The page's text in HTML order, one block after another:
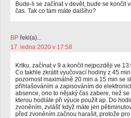
Bude-li se začínat v devět, bude se končit
čas. Tak co tam máte dalšího?
BP řekl(a)...
17. ledna 2020 v 17:58
Krtku, začínat v 9 a končit nejpozději ve
Co takhle zkrátit vyučovací hodiny z 45
pozornost maximálně 20 min a 15 min se
přihlašováním a zapisováním do
absence, ono to nějaký čas zabere, než
kterou hodláte při výuce použít ap. Do
zvoněním, zvlášť když máte jen
před zvoněním začnou harašit, protože